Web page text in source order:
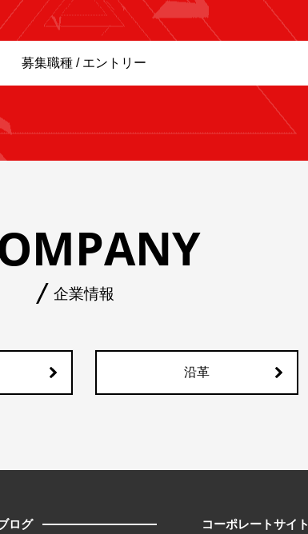
募集職種 / エントリー
企業情報
沿革
ログ コーポレートサイト